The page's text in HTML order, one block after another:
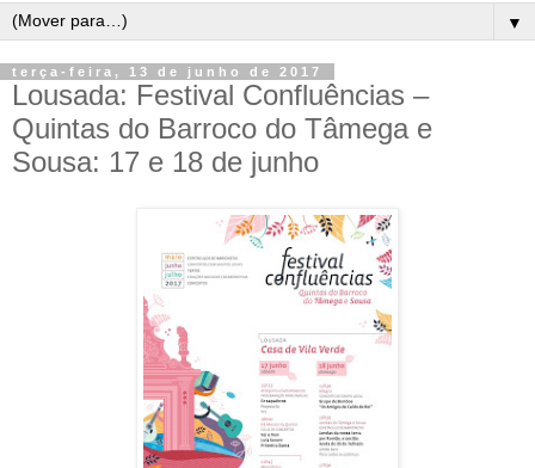
▼
terça-feira, 13 de junho de 2017
Lousada: Festival Confluências –
Quintas do Barroco do Tâmega e
Sousa: 17 e 18 de junho